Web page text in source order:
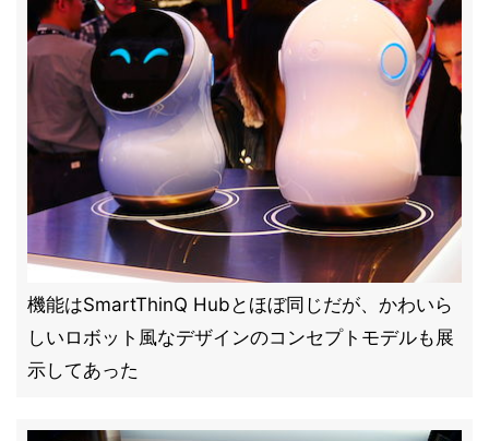
機能はSmartThinQ Hubとほぼ同じだが、かわいら
しいロボット風なデザインのコンセプトモデルも展
示してあった